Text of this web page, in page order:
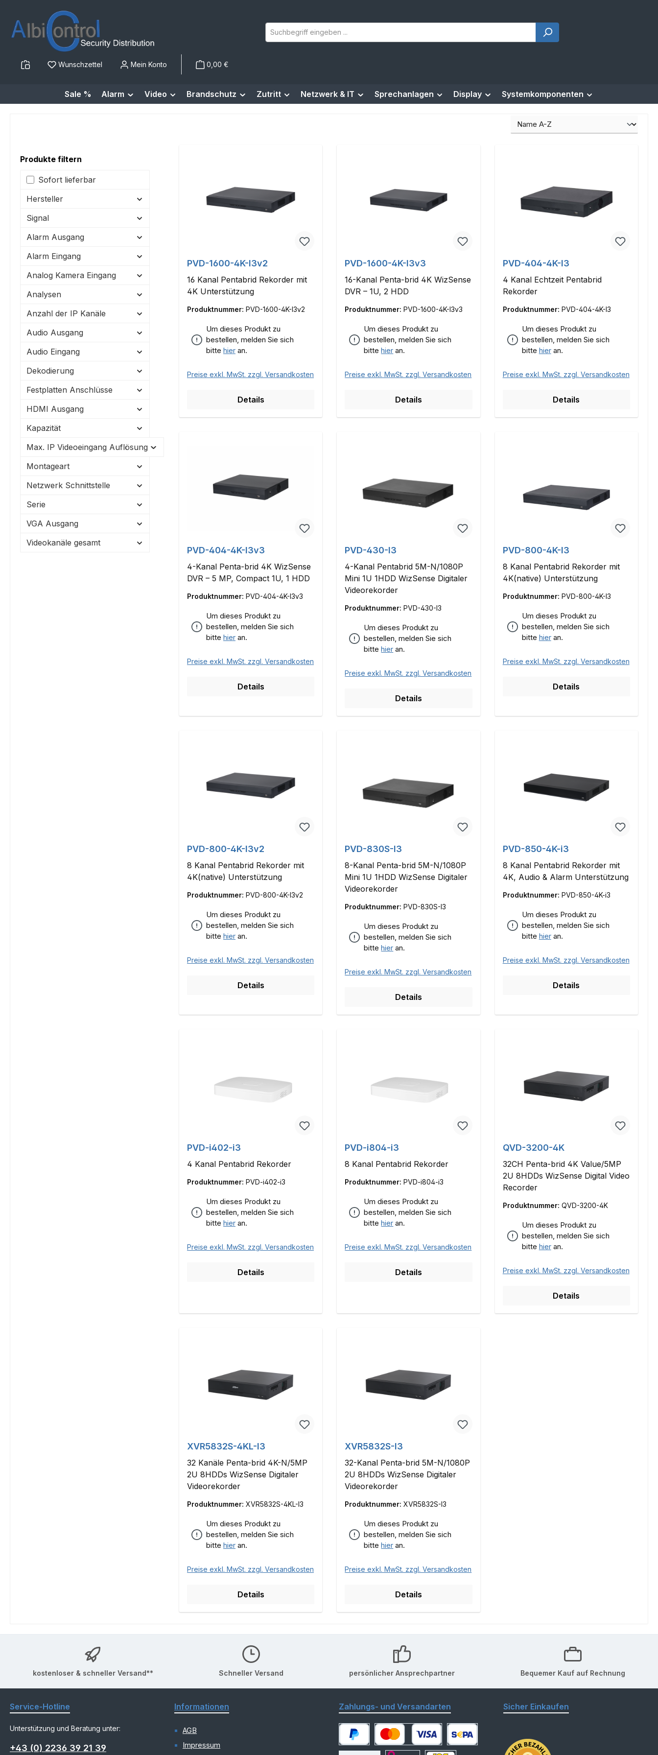
Hauptinhalt springen
Zur Suche springen
Zur Hauptnavigation springen
Wunschzettel Mein Konto 0,00 €
Sale % Alarm Video Brandschutz Zutritt Netzwerk & IT Sprechanlagen Display Systemkomponenten
Produkte filtern
Sofort lieferbar
Hersteller
Signal
Alarm Ausgang
Alarm Eingang
Analog Kamera Eingang
Analysen
Anzahl der IP Kanäle
Audio Ausgang
Audio Eingang
Dekodierung
Festplatten Anschlüsse
HDMI Ausgang
Kapazität
Max. IP Videoeingang Auflösung
Montageart
Netzwerk Schnittstelle
Serie
VGA Ausgang
Videokanäle gesamt
PVD-1600-4K-I3v2
16 Kanal Pentabrid Rekorder mit
4K Unterstützung
Produktnummer: PVD-1600-4K-I3v2
Um dieses Produkt zu
bestellen, melden Sie sich
bitte hier an.
Preise exkl. MwSt. zzgl. Versandkosten
Details
PVD-1600-4K-I3v3
16-Kanal Penta-brid 4K WizSense
DVR – 1U, 2 HDD
Produktnummer:PVD-1600-4K-I3v3
Um dieses Produkt zu
bestellen, melden Sie sich
bittehier an.
Preise exkl. MwSt. zzgl. Versandkosten
Details
PVD-404-4K-I3
4 Kanal Echtzeit Pentabrid
Rekorder
Produktnummer: PVD-404-4K-I3
Um dieses Produkt zu
bestellen, melden Sie sich
bitte hieran.
Preise exkl. MwSt. zzgl. Versandkosten
Details
PVD-404-4K-I3v3
4-Kanal Penta-brid 4K WizSense
DVR – 5 MP, Compact 1U, 1 HDD
Produktnummer: PVD-404-4K-I3v3
Um dieses Produkt zu
bestellen, melden Sie sich
bitte hier an.
Preise exkl. MwSt. zzgl. Versandkosten
Details
PVD-430-I3
4-Kanal Pentabrid 5M-N/1080P
Mini 1U 1HDD WizSense Digitaler
Videorekorder
Produktnummer:PVD-430-I3
Um dieses Produkt zu
bestellen, melden Sie sich
bittehier an.
Preise exkl. MwSt. zzgl. Versandkosten
Details
PVD-800-4K-I3
8 Kanal Pentabrid Rekorder mit
4K(native) Unterstützung
Produktnummer: PVD-800-4K-I3
Um dieses Produkt zu
bestellen, melden Sie sich
bitte hieran.
Preise exkl. MwSt. zzgl. Versandkosten
Details
PVD-800-4K-I3v2
8 Kanal Pentabrid Rekorder mit
4K(native) Unterstützung
Produktnummer: PVD-800-4K-I3v2
Um dieses Produkt zu
bestellen, melden Sie sich
bitte hier an.
Preise exkl. MwSt. zzgl. Versandkosten
Details
PVD-830S-I3
8-Kanal Penta-brid 5M-N/1080P
Mini 1U 1HDD WizSense Digitaler
Videorekorder
Produktnummer:PVD-830S-I3
Um dieses Produkt zu
bestellen, melden Sie sich
bittehier an.
Preise exkl. MwSt. zzgl. Versandkosten
Details
PVD-850-4K-i3
8 Kanal Pentabrid Rekorder mit
4K, Audio & Alarm Unterstützung
Produktnummer: PVD-850-4K-i3
Um dieses Produkt zu
bestellen, melden Sie sich
bitte hieran.
Preise exkl. MwSt. zzgl. Versandkosten
Details
PVD-i402-i3
4 Kanal Pentabrid Rekorder
Produktnummer: PVD-i402-i3
Um dieses Produkt zu
bestellen, melden Sie sich
bitte hier an.
Preise exkl. MwSt. zzgl. Versandkosten
Details
PVD-i804-i3
8 Kanal Pentabrid Rekorder
Produktnummer:PVD-i804-i3
Um dieses Produkt zu
bestellen, melden Sie sich
bittehier an.
Preise exkl. MwSt. zzgl. Versandkosten
Details
QVD-3200-4K
32CH Penta-brid 4K Value/5MP
2U 8HDDs WizSense Digital Video
Recorder
Produktnummer: QVD-3200-4K
Um dieses Produkt zu
bestellen, melden Sie sich
bitte hieran.
Preise exkl. MwSt. zzgl. Versandkosten
Details
XVR5832S-4KL-I3
32 Kanäle Penta-brid 4K-N/5MP
2U 8HDDs WizSense Digitaler
Videorekorder
Produktnummer: XVR5832S-4KL-I3
Um dieses Produkt zu
bestellen, melden Sie sich
bitte hier an.
Preise exkl. MwSt. zzgl. Versandkosten
Details
XVR5832S-I3
32-Kanal Penta-brid 5M-N/1080P
2U 8HDDs WizSense Digitaler
Videorekorder
Produktnummer:XVR5832S-I3
Um dieses Produkt zu
bestellen, melden Sie sich
bittehier an.
Preise exkl. MwSt. zzgl. Versandkosten
Details
kostenloser & schneller Versand** Schneller Versand persönlicher Ansprechpartner Bequemer Kauf auf Rechnung
Service-Hotline
Unterstützung und Beratung unter:
+43 (0) 2236 39 21 39
Informationen
AGB
Impressum
Zahlungs- und Versandarten
PayPal Kredit- oder DebitkarteSEPA Lastschrift
Sicher Einkaufen